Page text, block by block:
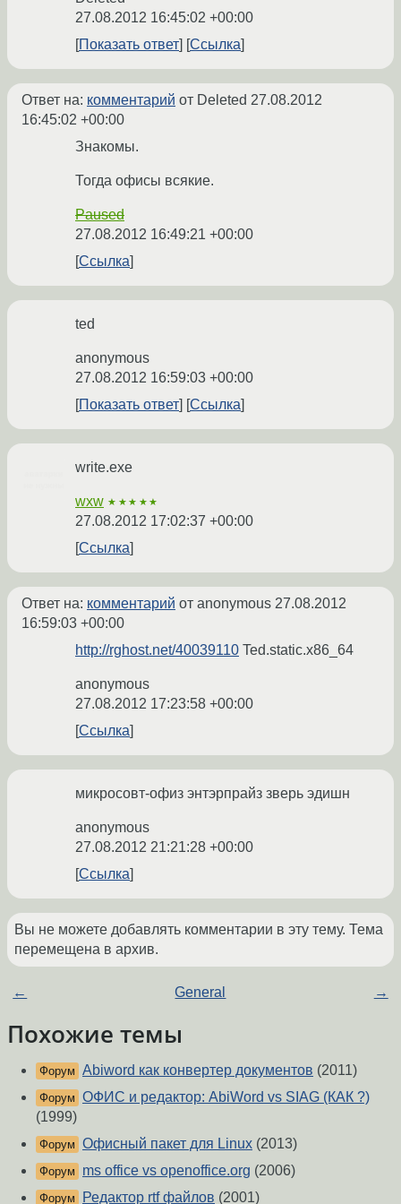
27.08.2012 16:45:02 +00:00
Показать ответ
Ссылка
Ответ на: комментарий от Deleted 27.08.2012
16:45:02 +00:00
Знакомы.
Тогда офисы всякие.
Paused
27.08.2012 16:49:21 +00:00
Ссылка
ted
anonymous
27.08.2012 16:59:03 +00:00
Показать ответ
Ссылка
write.exe
wxw ★★★★★
27.08.2012 17:02:37 +00:00
Ссылка
Ответ на: комментарий от anonymous 27.08.2012
16:59:03 +00:00
http://rghost.net/40039110 Ted.static.x86_64
anonymous
27.08.2012 17:23:58 +00:00
Ссылка
микросовт-офиз энтэрпрайз зверь эдишн
anonymous
27.08.2012 21:21:28 +00:00
Ссылка
Вы не можете добавлять комментарии в эту тему. Тема
перемещена в архив.
← General →
Похожие темы
Форум Abiword как конвертер документов (2011)
Форум ОФИС и редактор: AbiWord vs SIAG (КАК ?)
(1999)
Форум Офисный пакет для Linux (2013)
Форум ms office vs openoffice.org (2006)
Форум Редактор rtf файлов (2001)